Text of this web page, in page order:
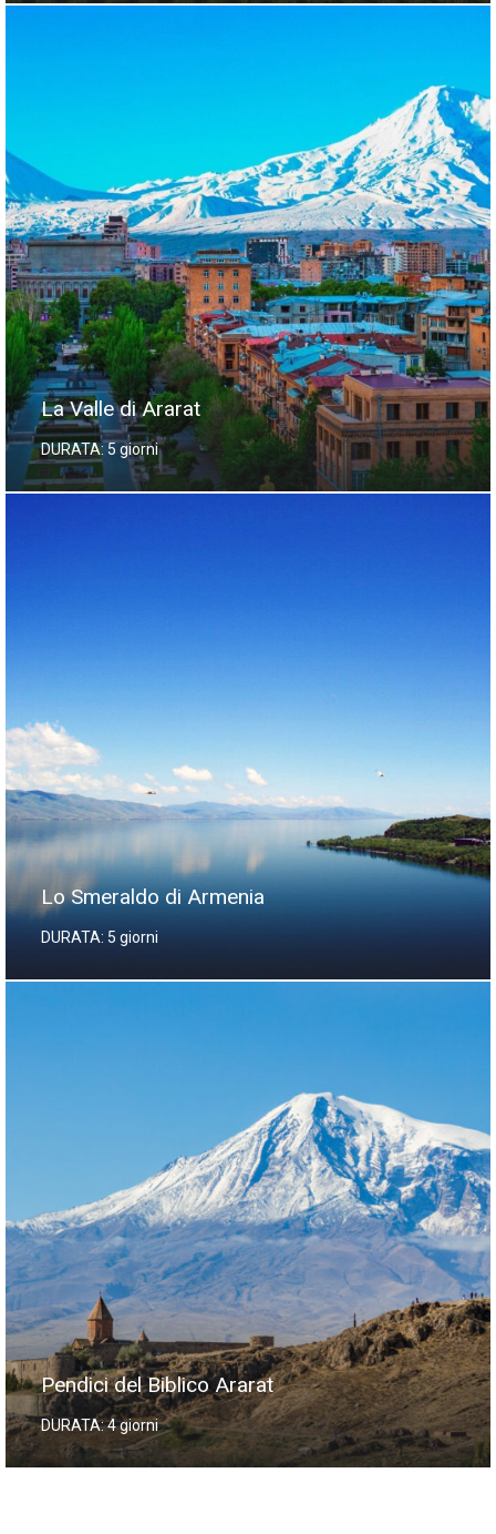
La Valle di Ararat
DURATA: 5 giorni
Lo Smeraldo di Armenia
DURATA: 5 giorni
Pendici del Biblico Ararat
DURATA: 4 giorni